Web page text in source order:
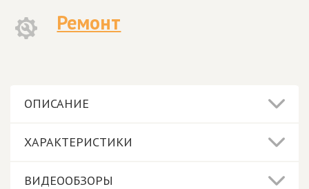
Ремонт
ОПИСАНИЕ
ХАРАКТЕРИСТИКИ
ВИДЕООБЗОРЫ